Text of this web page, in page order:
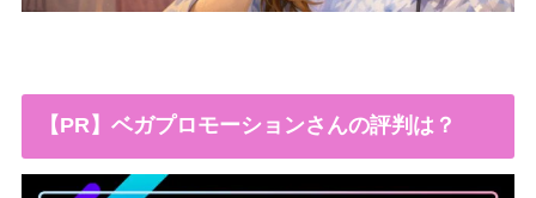
【PR】ベガプロモーションさんの評判は？